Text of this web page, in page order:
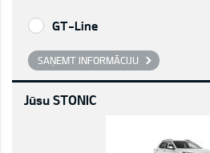
GT-Line
SAŅEMT INFORMĀCIJU
Jūsu STONIC